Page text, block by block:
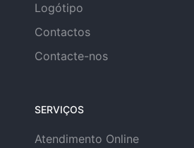
Logótipo
Contactos
Contacte-nos
SERVIÇOS
Atendimento Online